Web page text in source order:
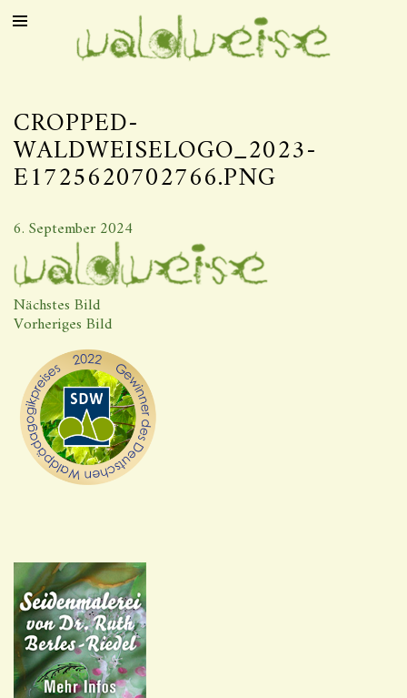
CROPPED-
WALDWEISELOGO_2023-
E1725620702766.PNG
6. September 2024
Nächstes Bild
Vorheriges Bild